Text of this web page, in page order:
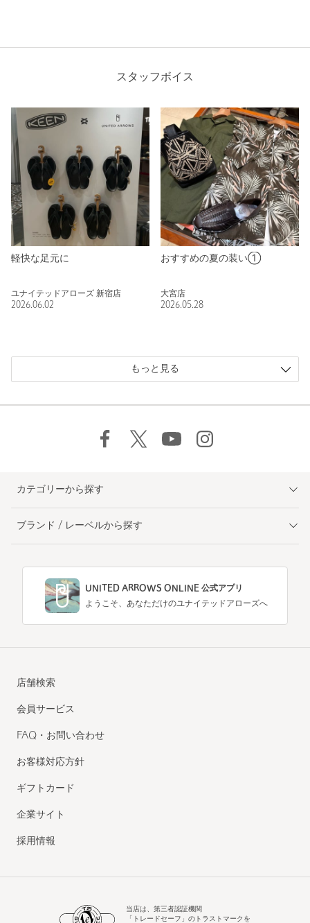
スタッフボイス
軽快な足元に
ユナイテッドアローズ 新宿店
2026.06.02
おすすめの夏の装い①
大宮店
2026.05.28
もっと見る
カテゴリーから探す
ブランド / レーベルから探す
UNITED ARROWS ONLINE 公式アプリ
ようこそ、あなただけのユナイテッドアローズへ
店舗検索
会員サービス
FAQ・お問い合わせ
お客様対応方針
ギフトカード
企業サイト
採用情報
当店は、第三者認証機関
「トレードセーフ」のトラストマークを